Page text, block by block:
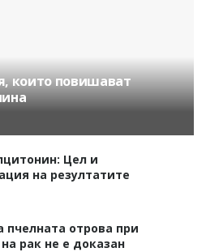
които повишават
Цел и
на резултатите
пчелната отрова при
рак не е доказан